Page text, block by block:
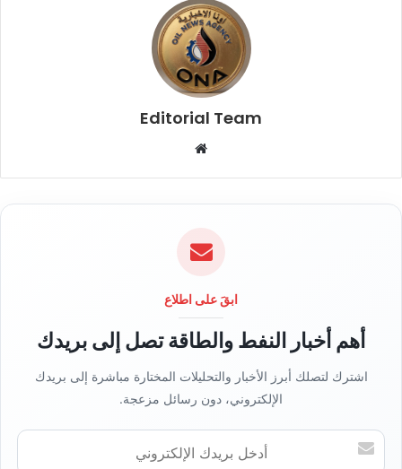
Editorial Team
ل
ب
ابقَ على اطلاع
أهم أخبار النفط والطاقة تصل إلى بريدك
اشترك لتصلك أبرز الأخبار والتحليلات المختارة مباشرة إلى بريدك
الإلكتروني، دون رسائل مزعجة.
أ